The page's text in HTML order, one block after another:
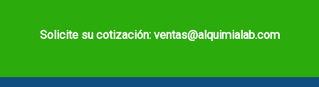
Solicite su cotización: ventas@alquimialab.com